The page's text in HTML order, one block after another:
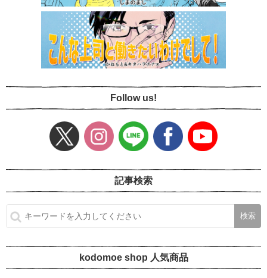
Follow us!
記事検索
kodomoe shop 人気商品